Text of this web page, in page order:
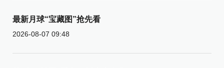
最新月球“宝藏图”抢先看
2026-08-07 09:48